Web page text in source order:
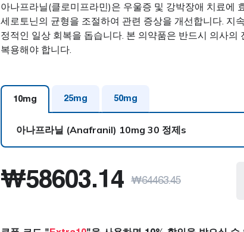
심혈관 질환
콜레스테롤
당뇨병
편두통
근육 이완제
아나프라닐(클로미프라민)은 우울증 및 강박장애 치료에
세로토닌의 균형을 조절하여 관련 증상을 개선합니다. 지
정적인 일상 회복을 돕습니다. 본 의약품은 반드시 의사
복용해야 합니다.
10mg 25mg 50mg
아나프라닐 (Anafranil) 10mg 30 정제s
₩58603.14 ₩64463.45